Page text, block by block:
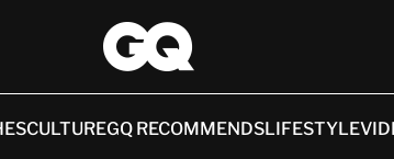
CULTUREGQ RECOMMENDSLIFESTYLE